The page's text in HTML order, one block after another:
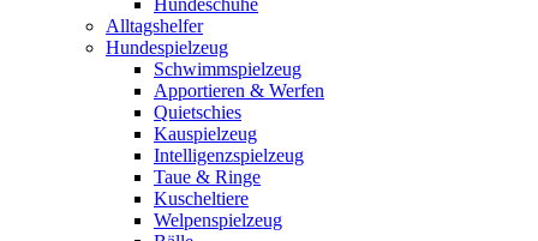
Hundeschuhe
Alltagshelfer
Hundespielzeug
Schwimmspielzeug
Apportieren & Werfen
Quietschies
Kauspielzeug
Intelligenzspielzeug
Taue & Ringe
Kuscheltiere
Welpenspielzeug